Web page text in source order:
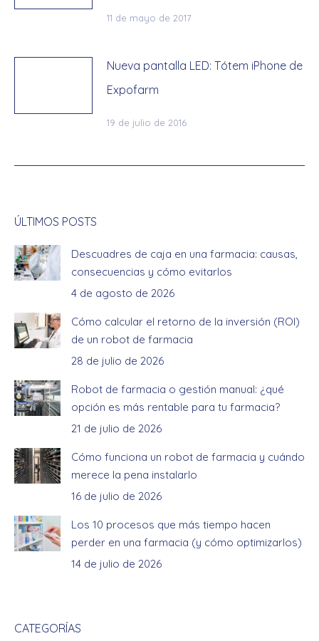
11 de mayo de 2017
Nueva pantalla LED: Tótem iPhone de
Expofarm
19 de julio de 2016
ÚLTIMOS POSTS
Descuadres de caja en una farmacia: causas,
consecuencias y cómo evitarlos
4 de agosto de 2026
Cómo calcular el retorno de la inversión (ROI)
de un robot de farmacia
28 de julio de 2026
Robot de farmacia o gestión manual: ¿qué
opción es más rentable para tu farmacia?
21 de julio de 2026
Cómo funciona un robot de farmacia y cuándo
merece la pena instalarlo
16 de julio de 2026
Los 10 procesos que más tiempo hacen
perder en una farmacia (y cómo optimizarlos)
14 de julio de 2026
CATEGORÍAS